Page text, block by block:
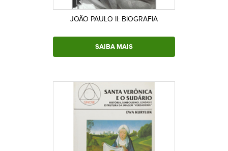
JOÃO PAULO II: BIOGRAFIA
SAIBA MAIS